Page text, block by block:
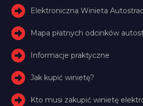
Elektroniczna Winieta
Mapa płatnych odcinków
Informacje praktyczne
Jak kupić winietę?
Kto musi zakupić winietę